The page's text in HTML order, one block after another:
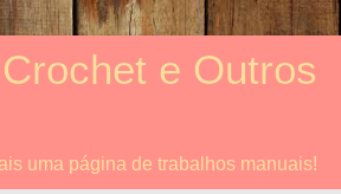
e Outros
uma página de trabalhos manuais!